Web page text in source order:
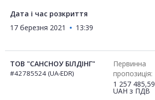
Дата і час розкриття
17 березня 2021
13:39
ТОВ "САНСНОУ БІЛДІНГ"
#42785524 (UA-EDR)
Первинна
пропозиція:
1 257 485,59
UAH з ПДВ